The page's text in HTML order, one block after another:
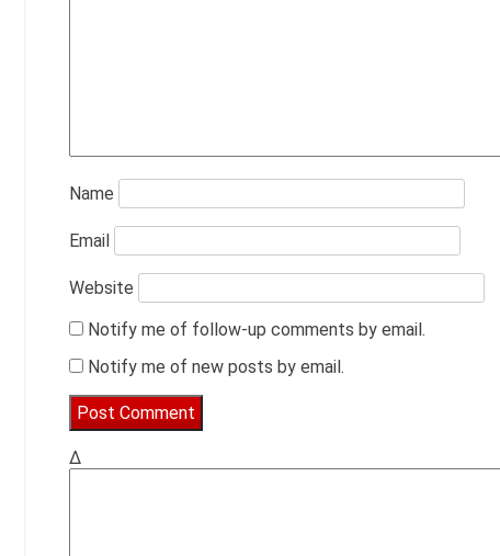
Name
Email
Website
Notify me of follow-up comments by email.
Notify me of new posts by email.
Δ